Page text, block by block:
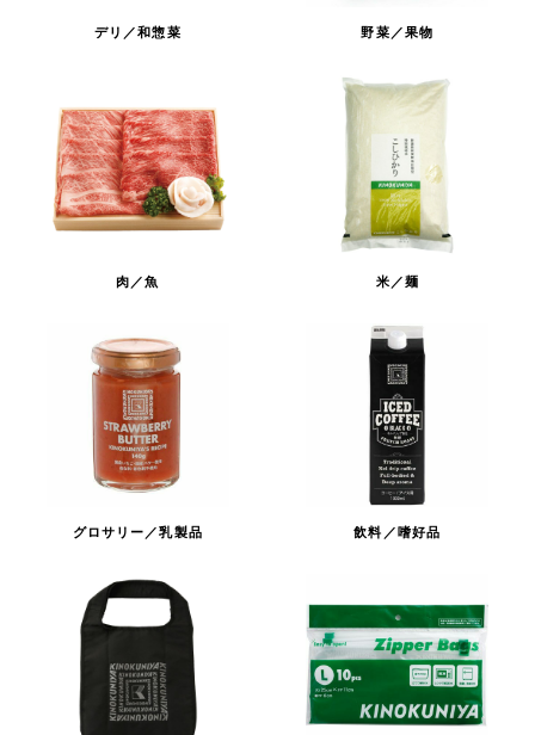
デリ／和惣菜 野菜／果物
肉／魚 米／麺
グロサリー／乳製品 飲料／嗜好品